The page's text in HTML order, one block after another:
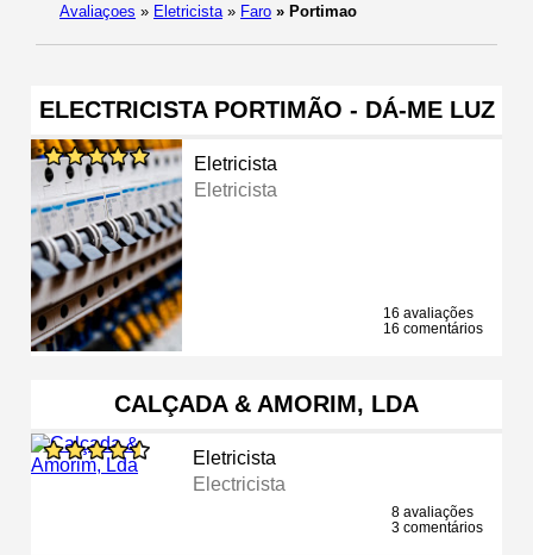
Avaliaçoes » Eletricista » Faro » Portimao
ELECTRICISTA PORTIMÃO - DÁ-ME LUZ
Eletricista
Eletricista
16 avaliações
16 comentários
CALÇADA & AMORIM, LDA
Eletricista
Electricista
8 avaliações
3 comentários